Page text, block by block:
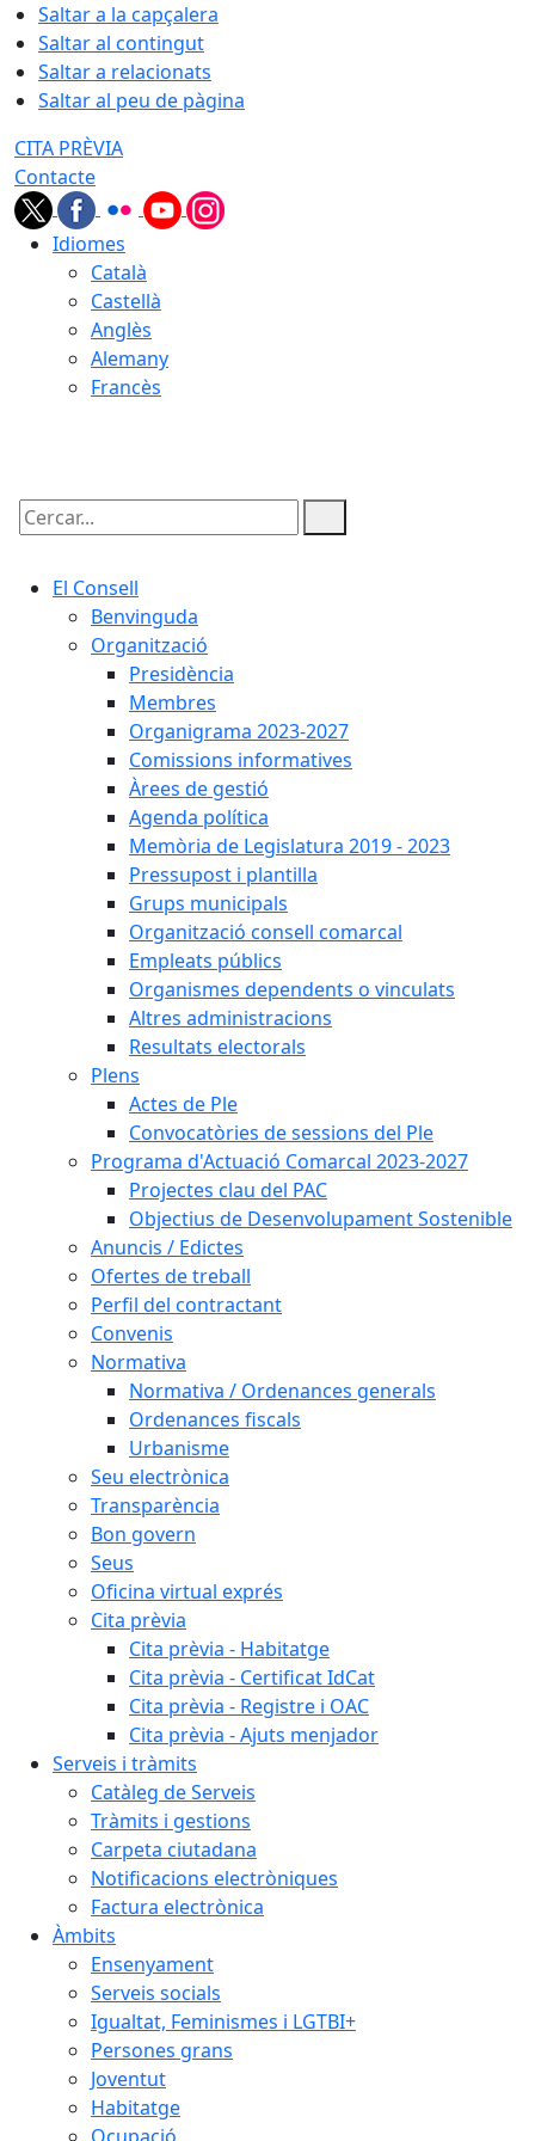
Saltar a la capçalera
Saltar al contingut
Saltar a relacionats
Saltar al peu de pàgina
CITA PRÈVIA
Contacte
Idiomes
Català
Castellà
Anglès
Alemany
Francès
Cercar:
El Consell
Benvinguda
Organització
Presidència
Membres
Organigrama 2023-2027
Comissions informatives
Àrees de gestió
Agenda política
Memòria de Legislatura 2019 - 2023
Pressupost i plantilla
Grups municipals
Organització consell comarcal
Empleats públics
Organismes dependents o vinculats
Altres administracions
Resultats electorals
Plens
Actes de Ple
Convocatòries de sessions del Ple
Programa d'Actuació Comarcal 2023-2027
Projectes clau del PAC
Objectius de Desenvolupament Sostenible
Anuncis / Edictes
Ofertes de treball
Perfil del contractant
Convenis
Normativa
Normativa / Ordenances generals
Ordenances fiscals
Urbanisme
Seu electrònica
Transparència
Bon govern
Seus
Oficina virtual exprés
Cita prèvia
Cita prèvia - Habitatge
Cita prèvia - Certificat IdCat
Cita prèvia - Registre i OAC
Cita prèvia - Ajuts menjador
Serveis i tràmits
Catàleg de Serveis
Tràmits i gestions
Carpeta ciutadana
Notificacions electròniques
Factura electrònica
Àmbits
Ensenyament
Serveis socials
Igualtat, Feminismes i LGTBI+
Persones grans
Joventut
Habitatge